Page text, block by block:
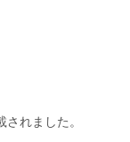
れました。